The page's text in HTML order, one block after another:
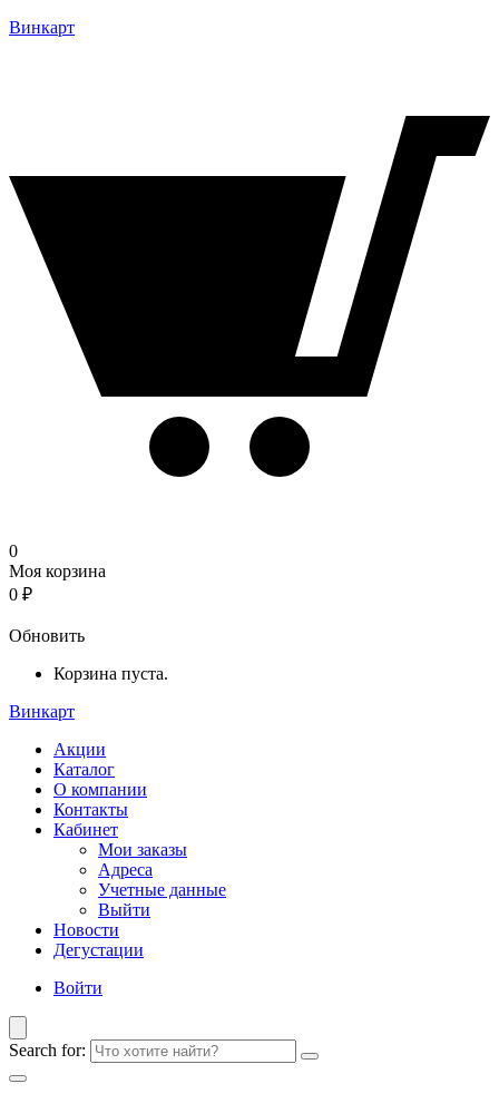
Винкарт
0
Моя корзина
0 ₽
Обновить
Корзина пуста.
Винкарт
Акции
Каталог
О компании
Контакты
Кабинет
Мои заказы
Адреса
Учетные данные
Выйти
Новости
Дегустации
Войти
Search for: